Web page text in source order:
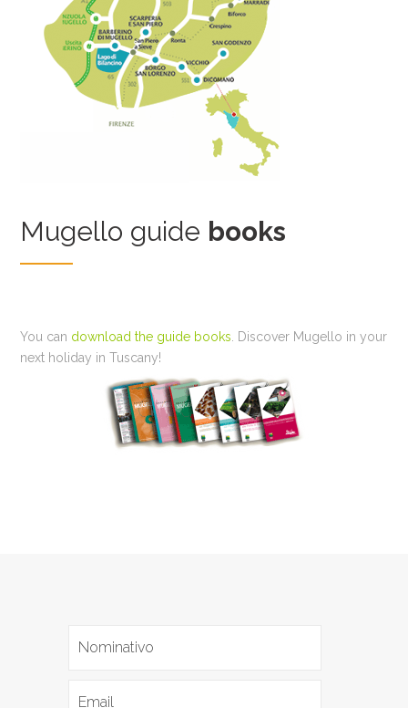
Mugello guide books
You can download the guide books . Discover Mugello in your
next holiday in Tuscany!